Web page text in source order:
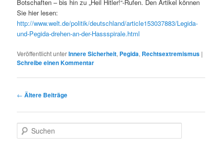
Botschaften – bis hin zu „Heil Hitler!“-Rufen. Den Artikel können
Sie hier lesen:
http://www.welt.de/politik/deutschland/article153037883/Legida-
und-Pegida-drehen-an-der-Hassspirale.html
Veröffentlicht unterInnere Sicherheit, Pegida, Rechtsextremismus |
Schreibe einen Kommentar
Beitragsnavigation
← Ältere Beiträge
u